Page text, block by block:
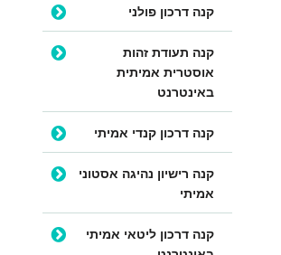
קנה דרכון פולני
קנה תעודת זהות
אוסטרית אמיתית
באינטרנט
קנה דרכון קנדי אמיתי
קנה רישיון נהיגה אסטוני
אמיתי
קנה דרכון ליטאי אמיתי